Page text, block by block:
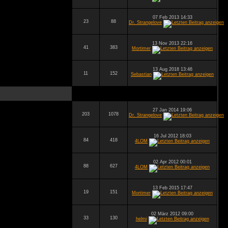
23 88
07 Feb 2013 14:33
Dr. Strangelove
41 383
13 Nov 2013 22:16
Mortimer
11 152
13 Aug 2018 13:46
Sebastian
203 1078
27 Jan 2014 19:06
Dr. Strangelove
84 418
16 Jul 2012 18:03
4LOM
88 627
02 Apr 2012 00:01
4LOM
19 151
13 Feb 2015 17:47
Mortimer
33 130
02 März 2012 09:00
helmi